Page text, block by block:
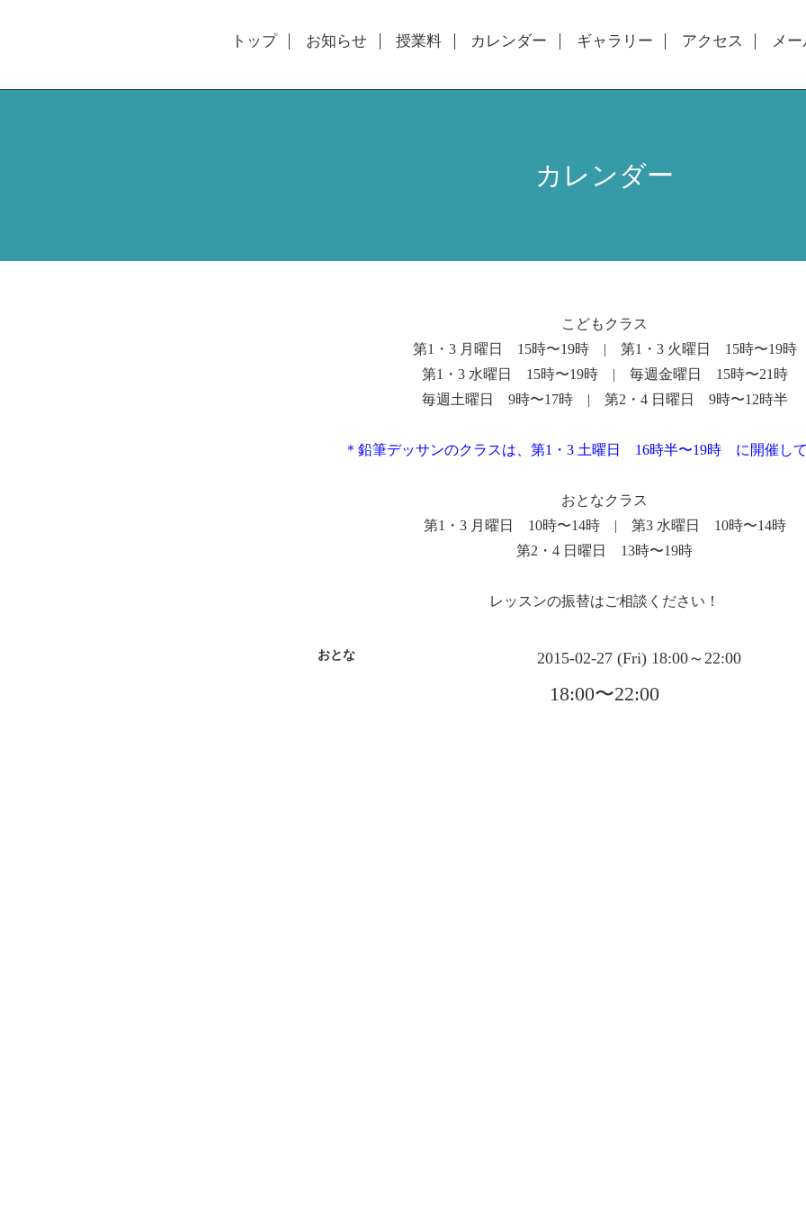
トップ お知らせ 授業料 カレンダー ギャラリー アクセス メ
カレンダー
こどもクラス
第1・3 月曜日 15時〜19時 | 第1・3 火曜日 15時〜19時
第1・3 水曜日 15時〜19時 | 毎週金曜日 15時〜21時
毎週土曜日 9時〜17時 | 第2・4 日曜日 9時〜12時半
＊鉛筆デッサンのクラスは、第1・3 土曜日 16時半〜19時 に開催し
おとなクラス
第1・3 月曜日 10時〜14時 | 第3 水曜日 10時〜14時
第2・4 日曜日 13時〜19時
レッスンの振替はご相談ください！
おとな 2015-02-27 (Fri) 18:00～22:00
18:00〜22:00